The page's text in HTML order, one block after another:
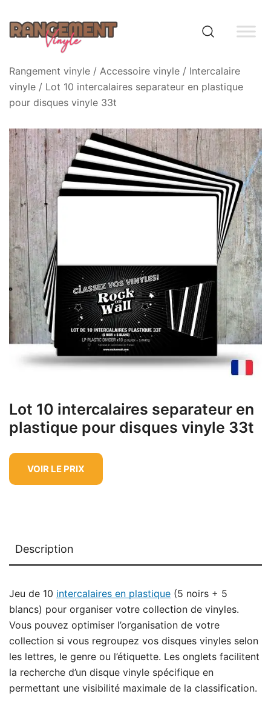
content
Rangement vinyle
Rangement vinyle / Accessoire vinyle / Intercalaire
vinyle / Lot 10 intercalaires separateur en plastique
pour disques vinyle 33t
Lot 10 intercalaires separateur en
plastique pour disques vinyle 33t
VOIR LE PRIX
Description
Jeu de 10 intercalaires en plastique (5 noirs + 5
blancs) pour organiser votre collection de vinyles.
Vous pouvez optimiser l’organisation de votre
collection si vous regroupez vos disques vinyles selon
les lettres, le genre ou l’étiquette. Les onglets facilitent
la recherche d’un disque vinyle spécifique en
permettant une visibilité maximale de la classification.